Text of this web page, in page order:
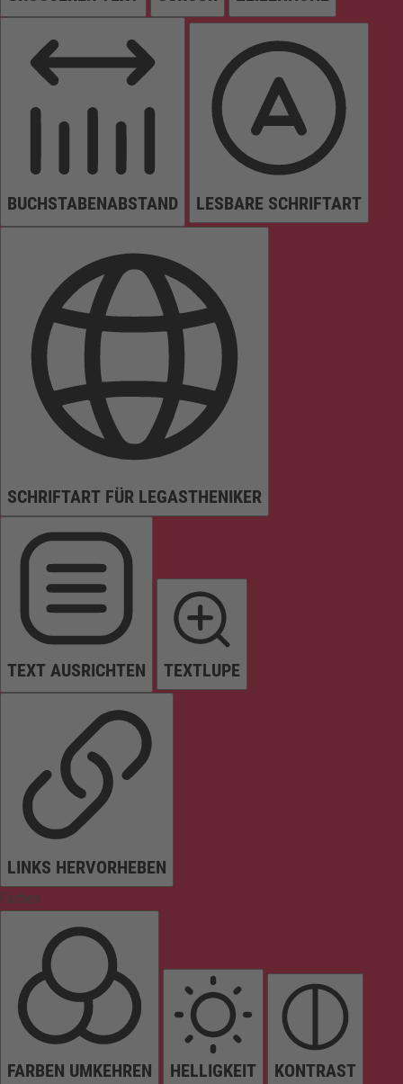
BUCHSTABENABSTAND LESBARE SCHRIFTART
SCHRIFTART FÜR LEGASTHENIKER
TEXT AUSRICHTEN TEXTLUPE
LINKS HERVORHEBEN
Farben
FARBEN UMKEHREN HELLIGKEIT KONTRAST